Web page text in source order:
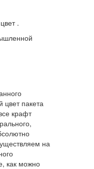
.
цвет пакета
крафт
на
как можно